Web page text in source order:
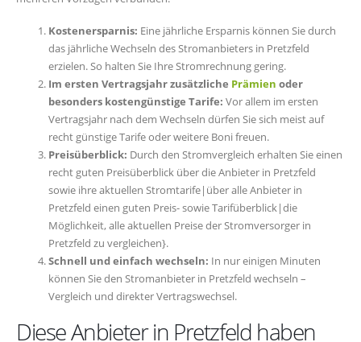
Kostenersparnis: Eine jährliche Ersparnis können Sie durch
das jährliche Wechseln des Stromanbieters in Pretzfeld
erzielen. So halten Sie Ihre Stromrechnung gering.
Im ersten Vertragsjahr zusätzliche Prämien oder
besonders kostengünstige Tarife: Vor allem im ersten
Vertragsjahr nach dem Wechseln dürfen Sie sich meist auf
recht günstige Tarife oder weitere Boni freuen.
Preisüberblick: Durch den Stromvergleich erhalten Sie einen
recht guten Preisüberblick über die Anbieter in Pretzfeld
sowie ihre aktuellen Stromtarife|über alle Anbieter in
Pretzfeld einen guten Preis- sowie Tarifüberblick|die
Möglichkeit, alle aktuellen Preise der Stromversorger in
Pretzfeld zu vergleichen}.
Schnell und einfach wechseln: In nur einigen Minuten
können Sie den Stromanbieter in Pretzfeld wechseln –
Vergleich und direkter Vertragswechsel.
Diese Anbieter in Pretzfeld haben